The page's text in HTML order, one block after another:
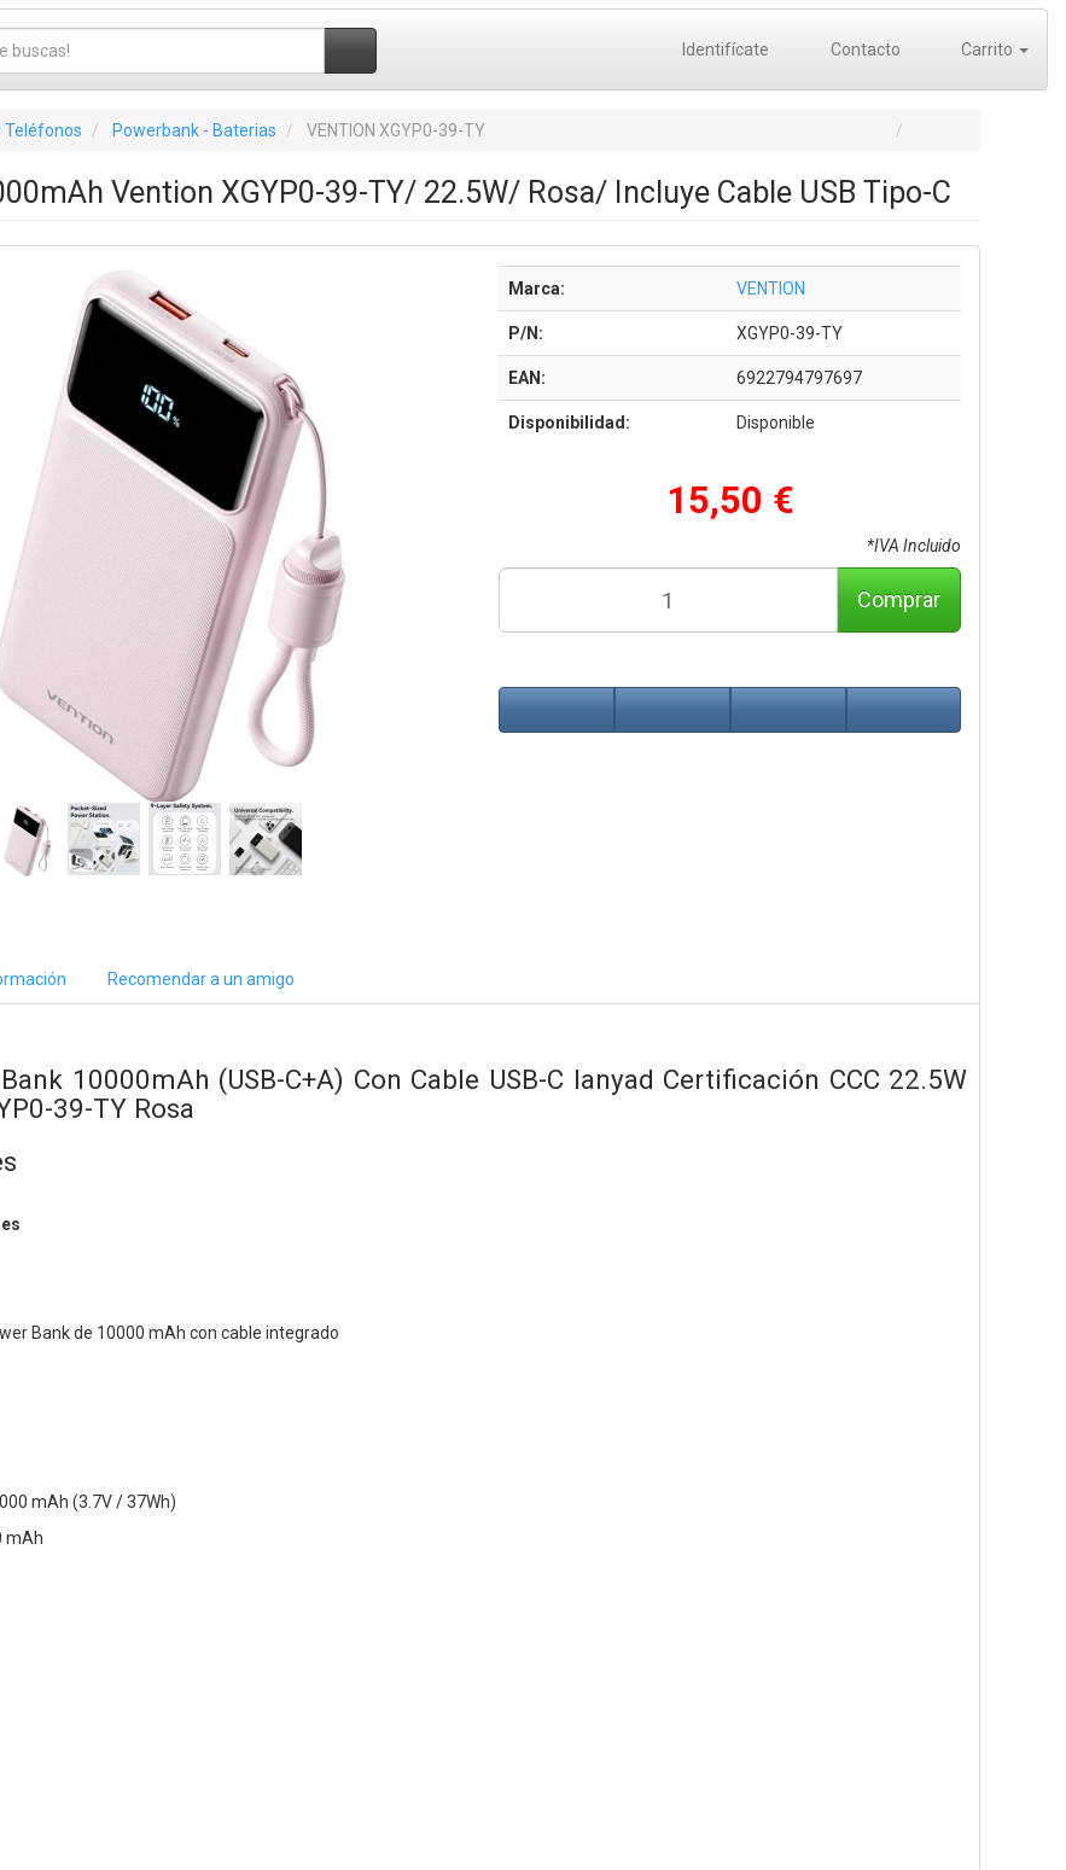
Identifícate Contacto Carrito
Powerbank - Baterias VENTION XGYP0-39-TY
Vention XGYP0-39-TY/ 22.5W/ Rosa/ Incluye Cable USB Tipo-C
Marca: VENTION
P/N: XGYP0-39-TY
EAN: 6922794797697
Disponibilidad: Disponible
15,50 €
*IVA Incluido
Comprar
Recomendar a un amigo
10000mAh (USB-C+A) Con Cable USB-C lanyad Certificación CCC 22.5W
39-TY Rosa
Bank de 10000 mAh con cable integrado
mAh (3.7V / 37Wh)
mAh